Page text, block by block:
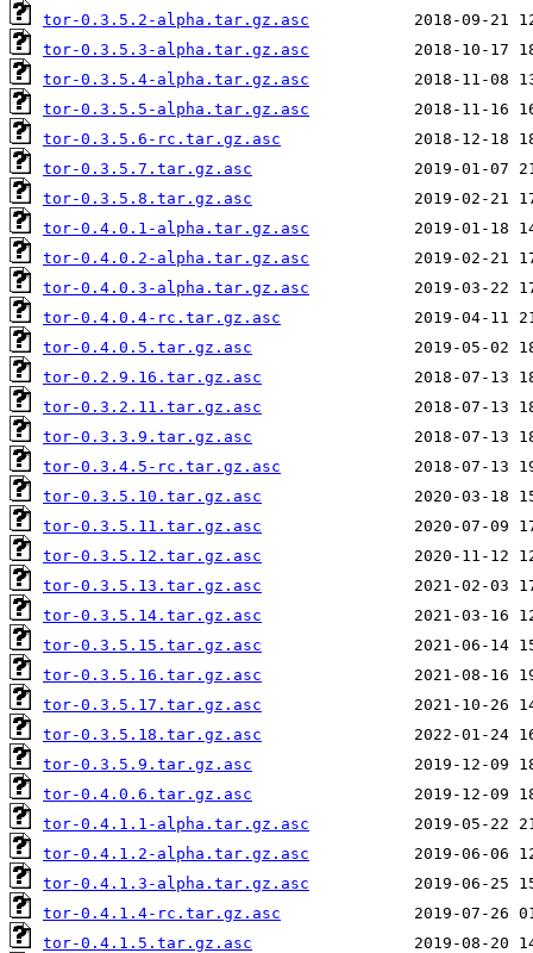
tor-0.3.5.2-alpha.tar.gz.asc
tor-0.3.5.3-alpha.tar.gz.asc
tor-0.3.5.4-alpha.tar.gz.asc
tor-0.3.5.5-alpha.tar.gz.asc
tor-0.3.5.6-rc.tar.gz.asc
tor-0.3.5.7.tar.gz.asc
tor-0.3.5.8.tar.gz.asc
tor-0.4.0.1-alpha.tar.gz.asc
tor-0.4.0.2-alpha.tar.gz.asc
tor-0.4.0.3-alpha.tar.gz.asc
tor-0.4.0.4-rc.tar.gz.asc
tor-0.4.0.5.tar.gz.asc
tor-0.2.9.16.tar.gz.asc
tor-0.3.2.11.tar.gz.asc
tor-0.3.3.9.tar.gz.asc
tor-0.3.4.5-rc.tar.gz.asc
tor-0.3.5.10.tar.gz.asc
tor-0.3.5.11.tar.gz.asc
tor-0.3.5.12.tar.gz.asc
tor-0.3.5.13.tar.gz.asc
tor-0.3.5.14.tar.gz.asc
tor-0.3.5.15.tar.gz.asc
tor-0.3.5.16.tar.gz.asc
tor-0.3.5.17.tar.gz.asc
tor-0.3.5.18.tar.gz.asc
tor-0.3.5.9.tar.gz.asc
tor-0.4.0.6.tar.gz.asc
tor-0.4.1.1-alpha.tar.gz.asc
tor-0.4.1.2-alpha.tar.gz.asc
tor-0.4.1.3-alpha.tar.gz.asc
tor-0.4.1.4-rc.tar.gz.asc
tor-0.4.1.5.tar.gz.asc